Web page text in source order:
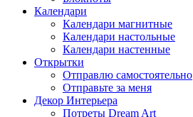
Календари
Календари магнитные
Календари настольные
Календари настенные
Открытки
Отправлю самостоятельно
Отправьте за меня
Декор Интерьера
Потреты Dream Art